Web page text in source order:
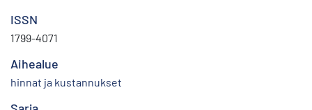
ISSN
1799-4071
Aihealue
hinnat ja kustannukset